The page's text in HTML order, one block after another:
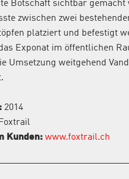
Botschaft sichtbar gemacht
zwischen zwei
platziert und befestigt
Exponat im öffentlichen
Umsetzung weitgehend
2014
Kunden: www.foxtrail.ch